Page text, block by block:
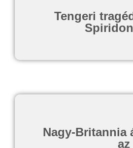
Tengeri
Nagy-